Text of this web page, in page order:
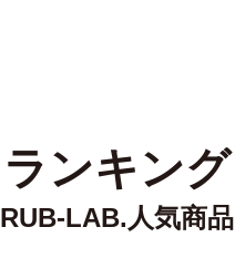
ランキング
RUB-LAB.人気商品